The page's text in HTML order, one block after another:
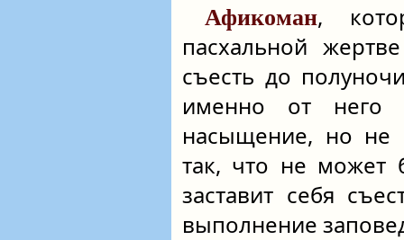
Афикоман,
пасхальной
съесть до
именно от него
насыщение, но не
так, что не может
заставит себя
выполнение